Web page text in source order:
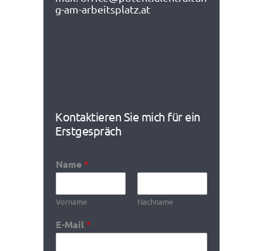
g-am-arbeitsplatz.at
Kontaktieren Sie mich für ein
Erstgespräch
Name *
Vorname Nachname
E-Mail *